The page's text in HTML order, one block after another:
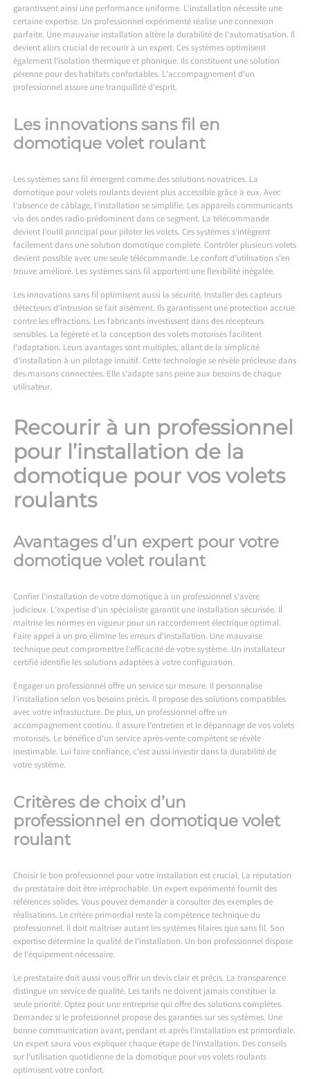
garantissent ainsi une performance uniforme. L’installation nécessite une
certaine expertise. Un professionnel expérimenté réalise une connexion
parfaite. Une mauvaise installation altère la durabilité de l’automatisation. Il
devient alors crucial de recourir à un expert. Ces systèmes optimisent
également l’isolation thermique et phonique. Ils constituent une solution
pérenne pour des habitats confortables. L’accompagnement d’un
professionnel assure une tranquillité d’esprit.
Les innovations sans fil en
domotique volet roulant
Les systèmes sans fil émergent comme des solutions novatrices. La
domotique pour volets roulants devient plus accessible grâce à eux. Avec
l’absence de câblage, l’installation se simplifie. Les appareils communicants
via des ondes radio prédominent dans ce segment. La télécommande
devient l’outil principal pour piloter les volets. Ces systèmes s’intègrent
facilement dans une solution domotique complète. Contrôler plusieurs volets
devient possible avec une seule télécommande. Le confort d’utilisation s’en
trouve amélioré. Les systèmes sans fil apportent une flexibilité inégalée.
Les innovations sans fil optimisent aussi la sécurité. Installer des capteurs
détecteurs d’intrusion se fait aisément. Ils garantissent une protection accrue
contre les effractions. Les fabricants investissent dans des récepteurs
sensibles. La légèreté et la conception des volets motorisés facilitent
l’adaptation. Leurs avantages sont multiples, allant de la simplicité
d’installation à un pilotage intuitif. Cette technologie se révèle précieuse dans
des maisons connectées. Elle s’adapte sans peine aux besoins de chaque
utilisateur.
Recourir à un professionnel
pour l’installation de la
domotique pour vos volets
roulants
Avantages d’un expert pour votre
domotique volet roulant
Confier l’installation de votre domotique à un professionnel s’avère
judicieux. L’expertise d’un spécialiste garantit une installation sécurisée. Il
maîtrise les normes en vigueur pour un raccordement électrique optimal.
Faire appel à un pro élimine les erreurs d’installation. Une mauvaise
technique peut compromettre l’efficacité de votre système. Un installateur
certifié identifie les solutions adaptées à votre configuration.
Engager un professionnel offre un service sur mesure. Il personnalise
l’installation selon vos besoins précis. Il propose des solutions compatibles
avec votre infrastucture. De plus, un professionnel offre un
accompagnement continu. Il assure l’entretien et le dépannage de vos volets
motorisés. Le bénéfice d’un service après-vente compétent se révèle
inestimable. Lui faire confiance, c’est aussi investir dans la durabilité de
votre système.
Critères de choix d’un
professionnel en domotique volet
roulant
Choisir le bon professionnel pour votre installation est crucial. La réputation
du prestataire doit être irréprochable. Un expert expérimenté fournit des
références solides. Vous pouvez demander à consulter des exemples de
réalisations. Le critère primordial reste la compétence technique du
professionnel. Il doit maîtriser autant les systèmes filaires que sans fil. Son
expertise détermine la qualité de l’installation. Un bon professionnel dispose
de l’équipement nécessaire.
Le prestataire doit aussi vous offrir un devis clair et précis. La transparence
distingue un service de qualité. Les tarifs ne doivent jamais constituer la
seule priorité. Optez pour une entreprise qui offre des solutions complètes.
Demandez si le professionnel propose des garanties sur ses systèmes. Une
bonne communication avant, pendant et après l’installation est primordiale.
Un expert saura vous expliquer chaque étape de l’installation. Des conseils
sur l’utilisation quotidienne de la domotique pour vos volets roulants
optimisent votre confort.